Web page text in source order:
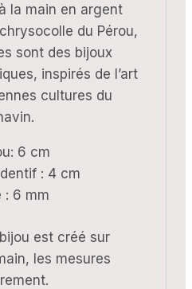
la main en argent
du Pérou,
sont des bijoux
inspirés de l’art
cultures du
6 cm
: 4 cm
: 6 mm
est créé sur
les mesures